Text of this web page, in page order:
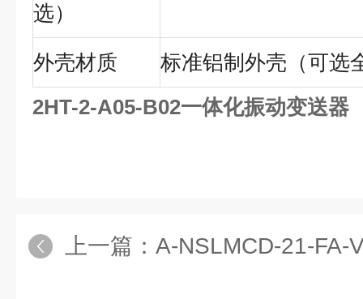
选）
外壳材质
标准铝制外壳（可选
2HT-2-A05-B02一体化振动变送器
上一篇： A-NSLMCD-21-FA-V2-